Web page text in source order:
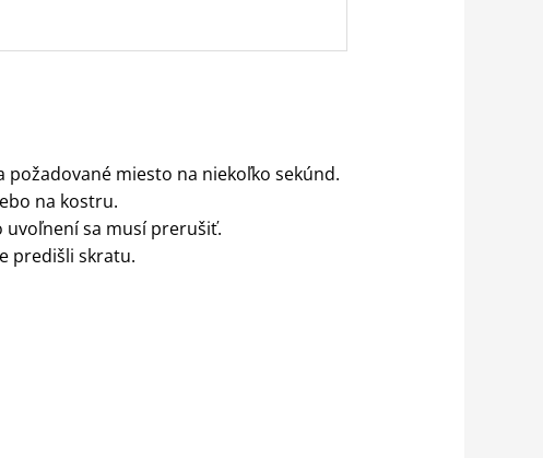
miesto na niekoľko sekúnd.
na kostru.
uvoľnení sa musí prerušiť.
predišli skratu.